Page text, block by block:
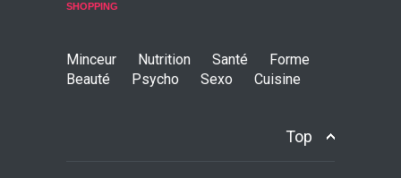
SHOPPING
Minceur Nutrition Santé
Forme
Beauté
Psycho Sexo Cuisine
Top